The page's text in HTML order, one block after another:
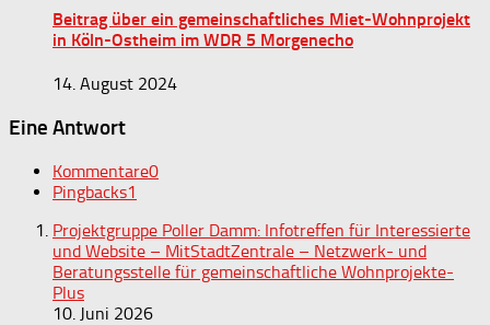
Beitrag über ein gemeinschaftliches Miet-Wohnprojekt
in Köln-Ostheim im WDR 5 Morgenecho
14. August 2024
Eine Antwort
Kommentare0
Pingbacks1
Projektgruppe Poller Damm: Infotreffen für Interessierte
und Website – MitStadtZentrale – Netzwerk- und
Beratungsstelle für gemeinschaftliche Wohnprojekte-
Plus
10. Juni 2026